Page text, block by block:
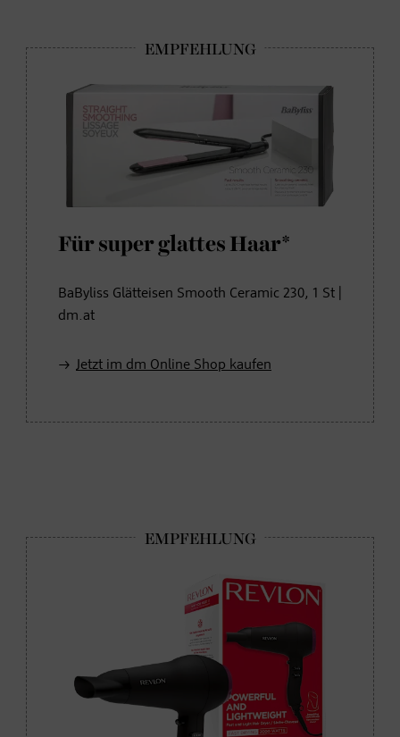
Für super glattes Haar*
BaByliss Glätteisen Smooth Ceramic 230, 1 St |
dm.at
Jetzt im dm Online Shop kaufen